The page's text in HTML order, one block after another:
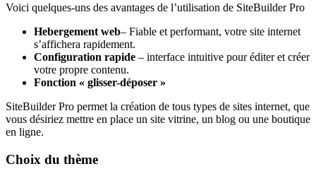
Voici quelques-uns des avantages de l’utilisation de SiteBuilder Pro
Hebergement web– Fiable et performant, votre site internet
s’affichera rapidement.
Configuration rapide – interface intuitive pour éditer et créer
votre propre contenu.
Fonction « glisser-déposer »
SiteBuilder Pro permet la création de tous types de sites internet, que
vous désiriez mettre en place un site vitrine, un blog ou une boutique
en ligne.
Choix du thème